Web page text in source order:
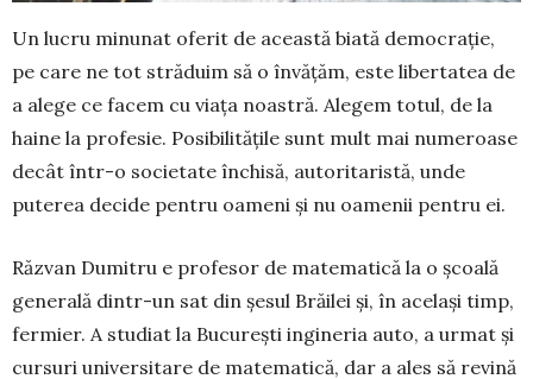
Un lucru minunat oferit de această biată democrație,
pe care ne tot străduim să o învățăm, este libertatea de
a alege ce facem cu viața noastră. Alegem totul, de la
haine la profesie. Posibilitățile sunt mult mai numeroase
decât într-o societate închisă, autoritaristă, unde
puterea decide pentru oameni și nu oamenii pentru ei.
Răzvan Dumitru e profesor de matematică la o școală
generală dintr-un sat din șesul Brăilei și, în același timp,
fermier. A studiat la București in­gineria auto, a urmat și
cursuri universitare de ma­tematică, dar a ales să revină